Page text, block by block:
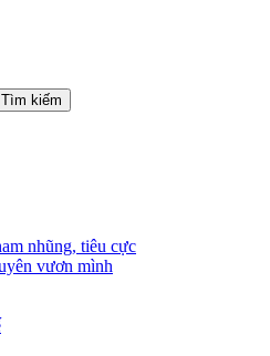
Tìm kiếm
nhũng, tiêu cực
vươn mình